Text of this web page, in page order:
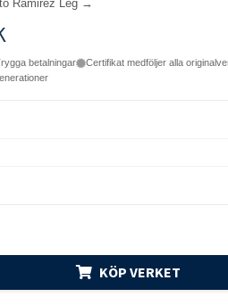
Ramirez Leg →
betalningar
Certifikat medföljer alla
KÖP VERKET